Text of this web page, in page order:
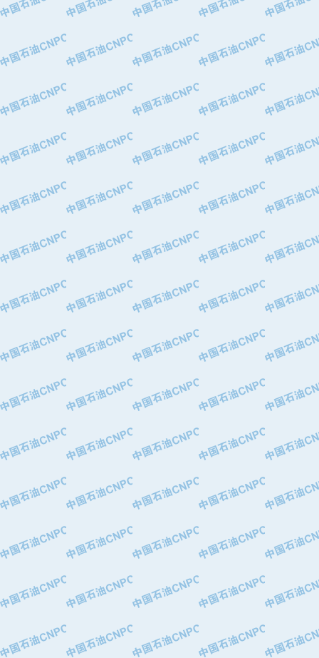
·中国石油锦西石化分公司
·天津钢管集团股份有限公司
·深圳市肯多斯实业发展有限公司
·山东墨龙石油机械股份有限公司
·瓦卢瑞克.曼内斯曼石油专用管（德
·无锡西姆莱斯石油专用管制造有限公
·武汉钢铁（集团）公司
·太原钢铁(集团)有限公司
·马鞍山钢铁股份有限公司
·中国石油天然气股份有限公司兰州石